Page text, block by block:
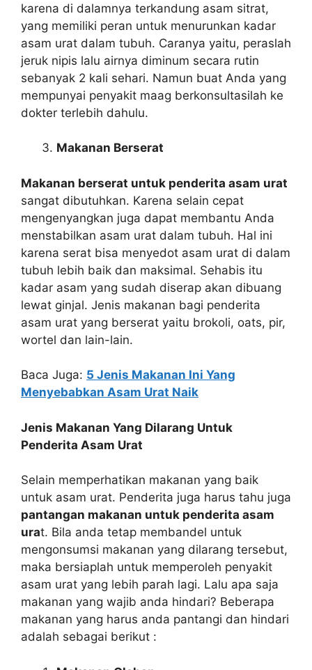
karena di dalamnya terkandung asam sitrat,
yang memiliki peran untuk menurunkan kadar
asam urat dalam tubuh. Caranya yaitu, peraslah
jeruk nipis lalu airnya diminum secara rutin
sebanyak 2 kali sehari. Namun buat Anda yang
mempunyai penyakit maag berkonsultasilah ke
dokter terlebih dahulu.
Makanan Berserat
Makanan berserat untuk penderita asam urat
sangat dibutuhkan. Karena selain cepat
mengenyangkan juga dapat membantu Anda
menstabilkan asam urat dalam tubuh. Hal ini
karena serat bisa menyedot asam urat di dalam
tubuh lebih baik dan maksimal. Sehabis itu
kadar asam yang sudah diserap akan dibuang
lewat ginjal. Jenis makanan bagi penderita
asam urat yang berserat yaitu brokoli, oats, pir,
wortel dan lain-lain.
Baca Juga: 5 Jenis Makanan Ini Yang
Menyebabkan Asam Urat Naik
Jenis Makanan Yang Dilarang Untuk
Penderita Asam Urat
Selain memperhatikan makanan yang baik
untuk asam urat. Penderita juga harus tahu juga
pantangan makanan untuk penderita asam
urat. Bila anda tetap membandel untuk
mengonsumsi makanan yang dilarang tersebut,
maka bersiaplah untuk memperoleh penyakit
asam urat yang lebih parah lagi. Lalu apa saja
makanan yang wajib anda hindari? Beberapa
makanan yang harus anda pantangi dan hindari
adalah sebagai berikut :